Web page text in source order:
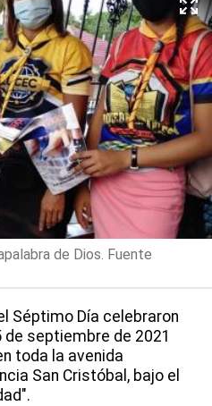
de Dios. Fuente
Séptimo Día celebraron
septiembre de 2021
toda la avenida
San Cristóbal, bajo el